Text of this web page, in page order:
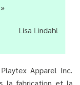
Lisa Lindahl
Apparel Inc.
la fabrication et la